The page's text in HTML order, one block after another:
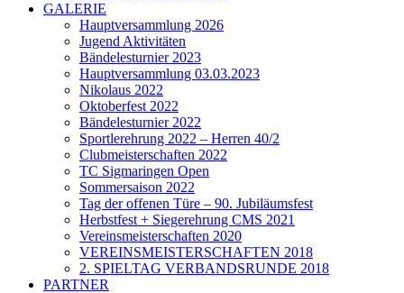
GALERIE
Hauptversammlung 2026
Jugend Aktivitäten
Bändelesturnier 2023
Hauptversammlung 03.03.2023
Nikolaus 2022
Oktoberfest 2022
Bändelesturnier 2022
Sportlerehrung 2022 – Herren 40/2
Clubmeisterschaften 2022
TC Sigmaringen Open
Sommersaison 2022
Tag der offenen Türe – 90. Jubiläumsfest
Herbstfest + Siegerehrung CMS 2021
Vereinsmeisterschaften 2020
VEREINSMEISTERSCHAFTEN 2018
2. SPIELTAG VERBANDSRUNDE 2018
PARTNER